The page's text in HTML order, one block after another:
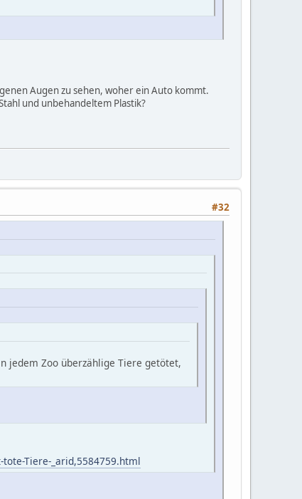
Augen zu sehen, woher ein Auto kommt.
und unbehandeltem Plastik?
#32
jedem Zoo überzählige Tiere getötet,
Tiere-_arid,5584759.html